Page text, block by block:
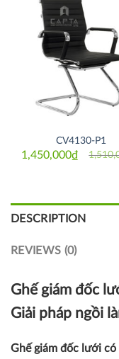
CV4130-P1
Original
1,450,000₫
Current
DESCRIPTION
REVIEWS (0)
Ghế giám đốc
Giải pháp ngồi
Ghế giám đốc lưới có